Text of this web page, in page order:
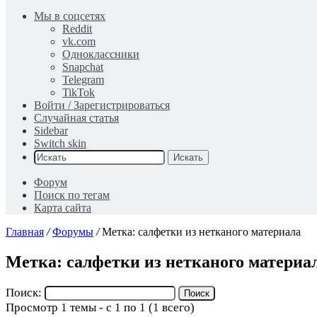
Мы в соцсетях
Reddit
vk.com
Одноклассники
Snapchat
Telegram
TikTok
Войти / Зарегистрироваться
Случайная статья
Sidebar
Switch skin
Искать
Форум
Поиск по тегам
Карта сайта
Главная / Форумы / Метка: салфетки из нетканого материала
Метка: салфетки из нетканого
Поиск:
Просмотр 1 темы - с 1 по 1 (1 всего)